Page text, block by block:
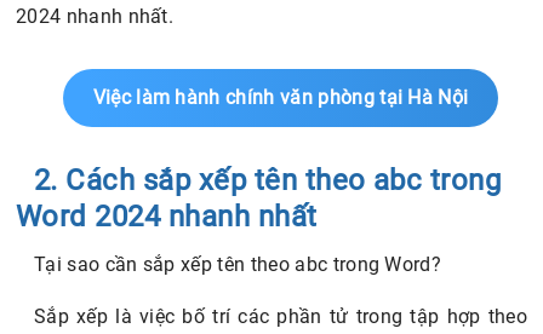
2024 nhanh nhất.
Việc làm hành chính văn phòng tại Hà Nội
2. Cách sắp xếp tên theo abc trong
Word 2024 nhanh nhất
Tại sao cần sắp xếp tên theo abc trong Word?
Sắp xếp là việc bố trí các phần tử trong tập hợp theo